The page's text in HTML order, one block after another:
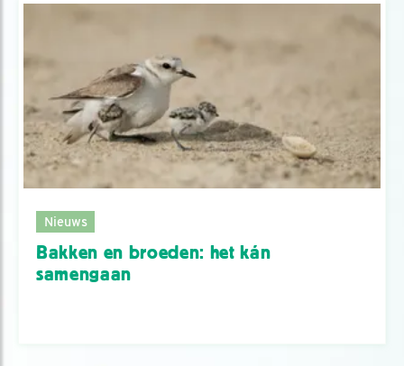
Nieuws
Bakken en broeden: het kán
samengaan